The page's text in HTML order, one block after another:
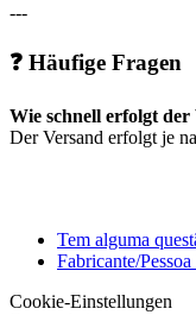
---
❓ Häufige Fragen
Wie schnell erfolgt der
Der Versand erfolgt je
Tem alguma
Fabricante/
Cookie-Einstellungen